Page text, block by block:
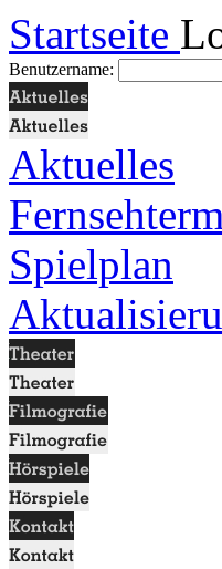
Startseite
Benutzername:
Aktuelles
Spielplan